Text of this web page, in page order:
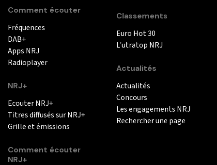
Comment écouter
Fréquences
DAB+
Apps NRJ
Radioplayer
NRJ+
Ecouter NRJ+
Titres diffusés sur NRJ+
Grille et émissions
Comment écouter
NRJ+
Classements
Euro Hot 30
L'utratop NRJ
Actualités
Actualités
Concours
Les engagements NRJ
Rechercher une page